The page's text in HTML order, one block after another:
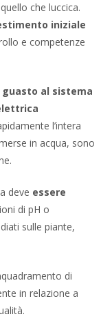
che luccica.
iniziale
e competenze
guasto al sistema
l’intera
in acqua, sono
deve essere
di pH o
sulle piante,
di
in relazione a